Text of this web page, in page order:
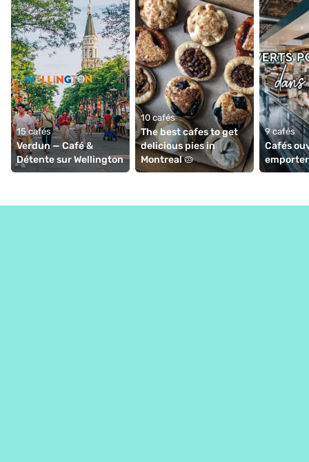
15 cafés
Verdun — Café &
Détente sur Wellington
10 cafés
The best cafes to get
delicious pies in
Montreal 🥧
9 cafés
Cafés